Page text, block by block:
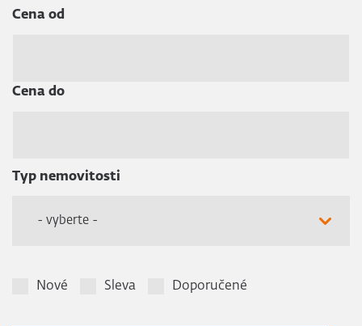
Cena od
Cena do
Typ nemovitosti
- vyberte -
Nové Sleva Doporučené